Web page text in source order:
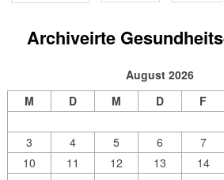
Archiveirte
August 2026
M
D M D F
3
4 5 6 7
10
11 12 13 14